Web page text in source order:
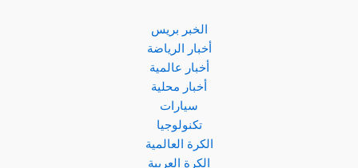
الخبر بريس
أخبار الرياضة
أخبار عالمية
أخبار محلية
سيارات
تكنولوجيا
الكرة العالمية
الكرة العربية